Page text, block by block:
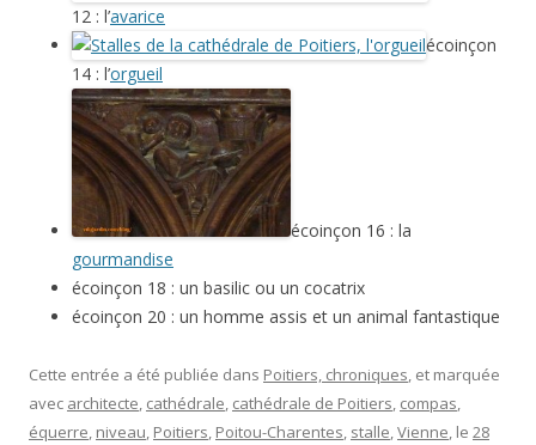
12 : l’avarice
écoinçon
14 : l’orgueil
écoinçon 16 : la
gourmandise
écoinçon 18 : un basilic ou un cocatrix
écoinçon 20 : un homme assis et un animal fantastique
Cette entrée a été publiée dans Poitiers, chroniques, et marquée
avec architecte, cathédrale, cathédrale de Poitiers, compas,
équerre, niveau, Poitiers, Poitou-Charentes, stalle,Vienne, le 28